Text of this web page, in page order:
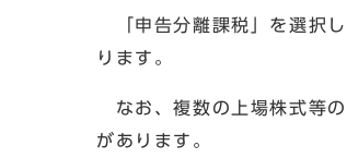
「申告分離課税」を選択し
ります。
なお、複数の上場株式等の
があります。